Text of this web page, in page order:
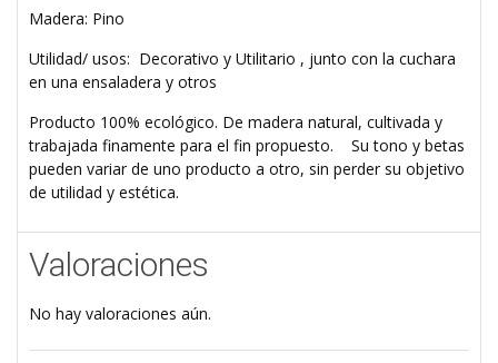
Madera: Pino
Utilidad/ usos: Decorativo y Utilitario , junto con la cuchara
en una ensaladera y otros
Producto 100% ecológico. De madera natural, cultivada y
trabajada finamente para el fin propuesto. Su tono y betas
pueden variar de uno producto a otro, sin perder su objetivo
de utilidad y estética.
Valoraciones
No hay valoraciones aún.